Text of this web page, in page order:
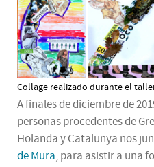
Collage realizado durante el
A finales de diciembre de
personas procedentes de
Holanda y Catalunya nos
de Mura, para asistir a una